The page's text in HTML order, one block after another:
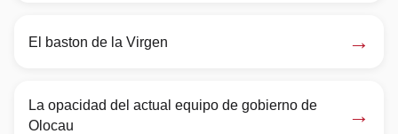
El baston de la Virgen →
La opacidad del actual equipo de gobierno de
Olocau
→